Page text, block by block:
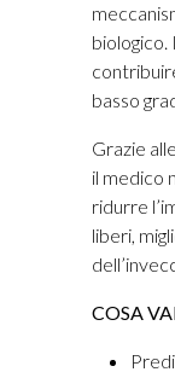
basso
Grazie
il medico
ridurre
liberi,
COSA